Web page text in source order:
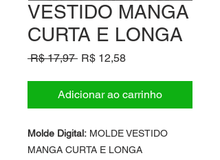
VESTIDO MANGA
CURTA E LONGA
R$ 17,97 Preço
R$ 12,58Preço
Adicionar ao carrinho
Molde Digital: MOLDE VESTIDO
MANGA CURTA E LONGA